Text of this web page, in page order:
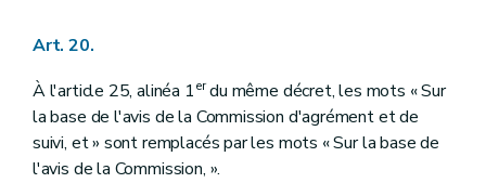
Art. 20.
À l'article 25, alinéa 1erdu même décret, les mots « Sur
la base de l'avis de la Commission d'agrément et de
suivi, et » sont remplacés par les mots « Sur la base de
l'avis de la Commission, ».